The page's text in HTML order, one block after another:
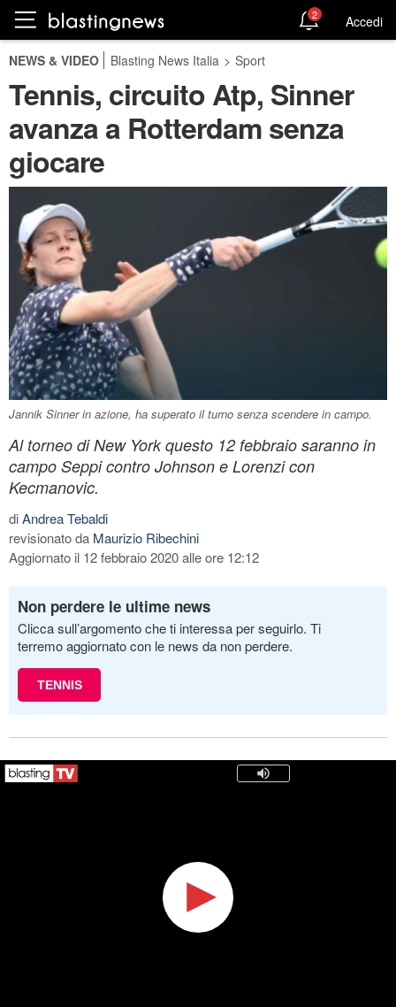
2 Accedi
NEWS & VIDEO Blasting News Italia > Sport
Tennis, circuito Atp, Sinner
avanza a Rotterdam senza
giocare
Jannik Sinner in azione, ha superato il turno senza scendere in campo.
Al torneo di New York questo 12 febbraio saranno in
campo Seppi contro Johnson e Lorenzi con
Kecmanovic.
diAndrea Tebaldi
revisionato da Maurizio Ribechini
Aggiornato il 12 febbraio 2020 alle ore 12:12
Non perdere le ultime news
Clicca sull’argomento che ti interessa per seguirlo. Ti
terremo aggiornato con le news da non perdere.
TENNIS